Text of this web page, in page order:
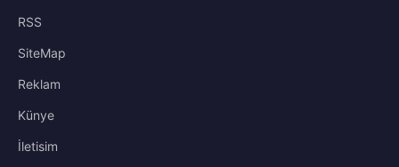
RSS
SiteMap
Reklam
Künye
İletisim